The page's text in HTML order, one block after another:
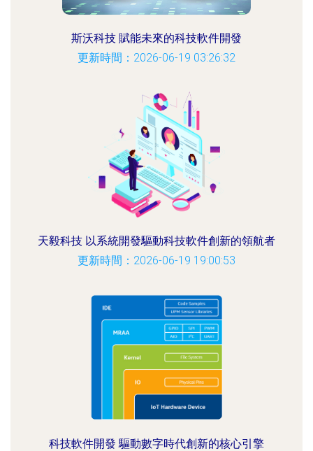
斯沃科技 賦能未來的科技軟件開發
更新時間：2026-06-19 03:26:32
天毅科技 以系統開發驅動科技軟件創新的領航者
更新時間：2026-06-19 19:00:53
科技軟件開發 驅動數字時代創新的核心引擎